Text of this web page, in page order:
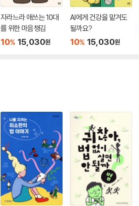
자라느라 애쓰는 10대
를 위한 마음챙김
10% 15,030원
AI에게 건강을 맡겨도
될까요?
10% 15,030원